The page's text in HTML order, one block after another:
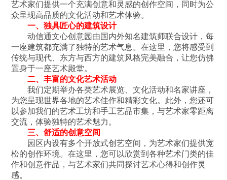
艺术家们提供一个充满创意和灵感的创作空间，同时为公
众呈现高品质的文化活动和艺术体验。
一、独具匠心的建筑设计
动信通文心创意园由国内外知名建筑师联合设计，每
一座建筑都充满了独特的艺术气息。在这里，您将感受到
传统与现代、东方与西方的建筑风格完美融合，让您仿佛
置身于一座艺术殿堂。
二、丰富的文化艺术活动
我们定期举办各类艺术展览、文化活动和名家讲座，
为您呈现世界各地的艺术佳作和精彩文化。此外，您还可
以参加我们的艺术工坊和手工艺品市集，与艺术家零距离
交流，体验独特的艺术魅力。
三、舒适的创意空间
园区内设有多个开放式创艺空间，为艺术家们提供宽
松的创作环境。在这里，您可以欣赏到各种艺术门类的佳
作和创意作品，与艺术家们共同探讨艺术心得和创作灵
感。